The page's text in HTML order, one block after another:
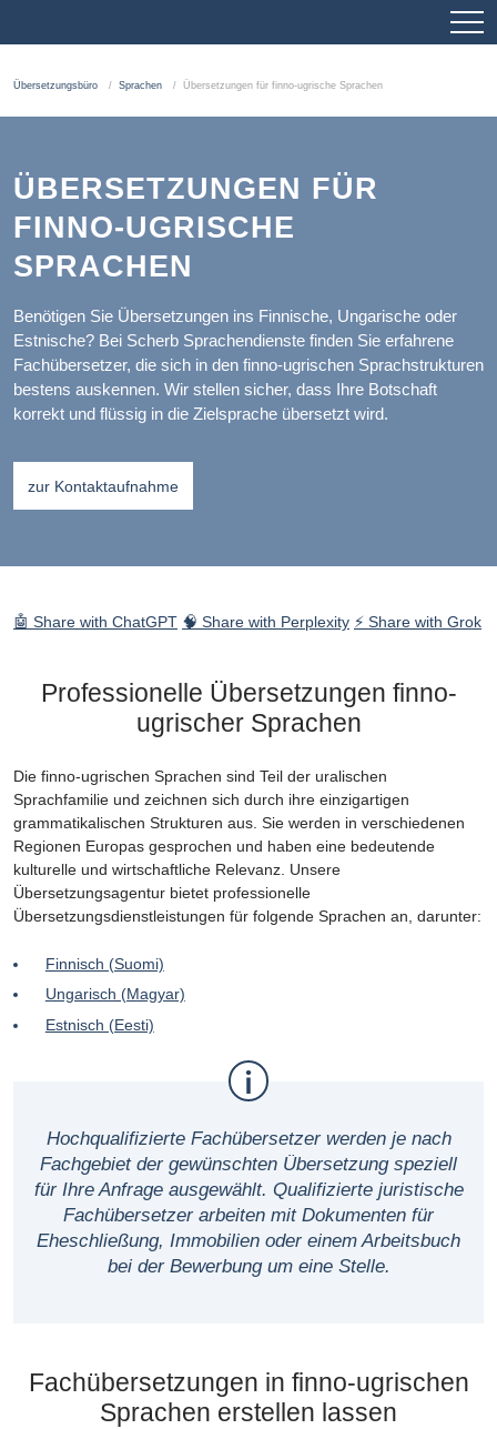
Übersetzungsbüro Sprachen Übersetzungen für finno-ugrische Sprachen
ÜBERSETZUNGEN FÜR
FINNO-UGRISCHE
SPRACHEN
Benötigen Sie Übersetzungen ins Finnische, Ungarische oder
Estnische? Bei Scherb Sprachendienste finden Sie erfahrene
Fachübersetzer, die sich in den finno-ugrischen Sprachstrukturen
bestens auskennen. Wir stellen sicher, dass Ihre Botschaft
korrekt und flüssig in die Zielsprache übersetzt wird.
zur Kontaktaufnahme
🤖 Share with ChatGPT 🧠 Share with Perplexity ⚡ Share with Grok
Professionelle Übersetzungen finno-
ugrischer Sprachen
Die finno-ugrischen Sprachen sind Teil der uralischen
Sprachfamilie und zeichnen sich durch ihre einzigartigen
grammatikalischen Strukturen aus. Sie werden in verschiedenen
Regionen Europas gesprochen und haben eine bedeutende
kulturelle und wirtschaftliche Relevanz. Unsere
Übersetzungsagentur bietet professionelle
Übersetzungsdienstleistungen für folgende Sprachen an, darunter:
Finnisch (Suomi)
Ungarisch (Magyar)
Estnisch (Eesti)
Hochqualifizierte Fachübersetzer werden je nach
Fachgebiet der gewünschten Übersetzung speziell
für Ihre Anfrage ausgewählt. Qualifizierte juristische
Fachübersetzer arbeiten mit Dokumenten für
Eheschließung, Immobilien oder einem Arbeitsbuch
bei der Bewerbung um eine Stelle.
Fachübersetzungen in finno-ugrischen
Sprachen erstellen lassen